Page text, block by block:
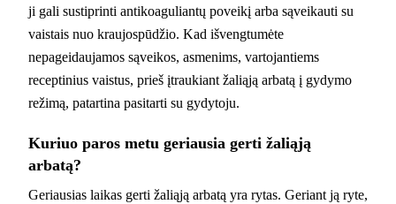
ji gali sustiprinti antikoaguliantų poveikį arba sąveikauti su
vaistais nuo kraujospūdžio. Kad išvengtumėte
nepageidaujamos sąveikos, asmenims, vartojantiems
receptinius vaistus, prieš įtraukiant žaliąją arbatą į gydymo
režimą, patartina pasitarti su gydytoju.
Kuriuo paros metu geriausia gerti žaliąją
arbatą?
Geriausias laikas gerti žaliąją arbatą yra rytas. Geriant ją ryte,